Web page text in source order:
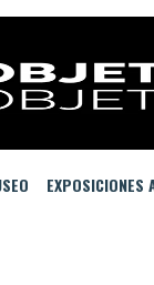
EXPOSICIONES